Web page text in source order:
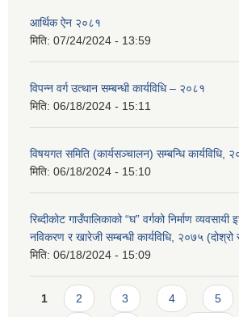
आर्थिक ऐन २०८१
मिति: 07/24/2024 - 13:59
विपन्न वर्ग उत्थान सम्बन्धी कार्यविधि – २०८१
मिति: 06/18/2024 - 15:11
विषयगत समिति (कार्यसञ्चालन) सम्बन्धि कार्यविधि,
मिति: 06/18/2024 - 15:10
रिब्दीकोट गाउँपालिकाको “घ” वर्गको निर्माण
नविकरण र खारेजी सम्बन्धी कार्यविधि, २०७५
मिति: 06/18/2024 - 15:09
Pages
1 2 3 4 5